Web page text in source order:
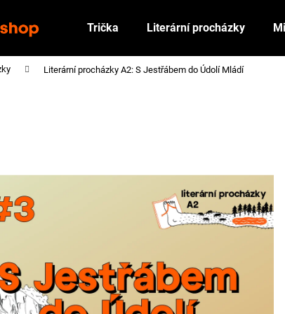
Trička Literární procházky
Literární procházky A2: S Jestřábem do Údolí Mládí
Co